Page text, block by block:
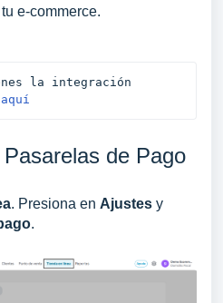
e-commerce.
la integración
aquí
de Pago
. Presiona en Ajustes y
.